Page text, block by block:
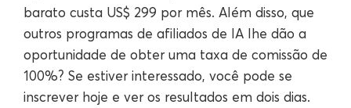
barato custa US$ 299 por mês. Além disso, que
outros programas de afiliados de IA lhe dão a
oportunidade de obter uma taxa de comissão de
100%? Se estiver interessado, você pode se
inscrever hoje e ver os resultados em dois dias.